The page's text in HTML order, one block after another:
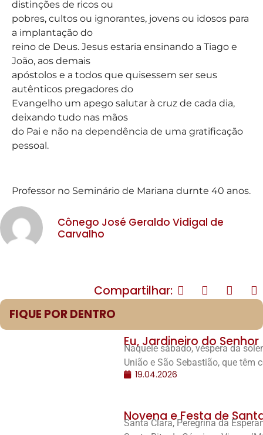
distinções de ricos ou
pobres, cultos ou ignorantes, jovens ou idosos para
a implantação do
reino de Deus. Jesus estaria ensinando a Tiago e
João, aos demais
apóstolos e a todos que quisessem ser seus
autênticos pregadores do
Evangelho um apego salutar à cruz de cada dia,
deixando tudo nas mãos
do Pai e não na dependência de uma gratificação
pessoal.
Professor no Seminário de Mariana durnte 40 anos.
Cônego José Geraldo Vidigal de
Carvalho
Compartilhar:
FIQUE POR DENTRO
Eu, Jardineiro do Senhor
Naquele sábado, véspera da
União e São Sebastião, que têm
19.04.2026
Novena e Festa de
Santa Clara, Peregrina da